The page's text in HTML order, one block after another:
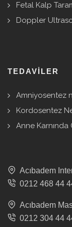
Fetal Kalp
Doppler
TEDAVILER
Amniyosentez
Kordosentez
Anne
Acıbadem
0212 468 44
Acıbadem
0212 304 44